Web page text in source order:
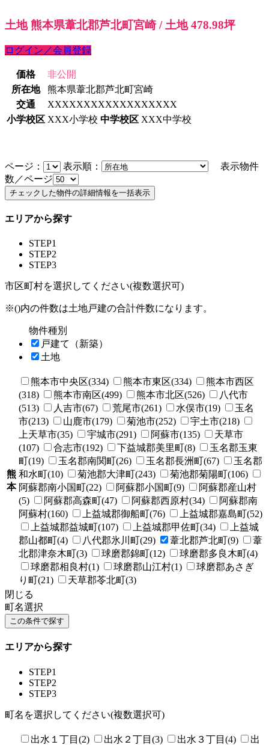
土地 熊本県葦北郡芦北町宮崎 / 土地 478.98坪
ログイン／会員登録
価格
非公開
所在地
熊本県葦北郡芦北町宮崎
交通
XXXXXXXXXXXXXXXXXX
小学校区 XXX小学校 中学校区 XXX中学校
ページ： 表示順：
表示物件
数／ページ
エリアから探す
STEP1
STEP2
STEP3
市区町村を選択してください(複数選択可)
※()内の件数は土地戸建の合計件数になります。
物件種別
戸建て（新築）
土地
熊
本
熊本市中央区(334) 熊本市東区(334)
熊本市西区
(318)
熊本市南区(499) 熊本市北区(526)
八代市
(513)
人吉市(67) 荒尾市(261) 水俣市(19)
玉名
市(213)
山鹿市(179) 菊池市(252)
宇土市(218)
上天草市(35)
宇城市(291) 阿蘇市(135)
天草市
(107)
合志市(192) 下益城郡美里町(8)
玉名郡玉東
町(19)
玉名郡南関町(26) 玉名郡長洲町(67)
玉名郡
和水町(10)
菊池郡大津町(243)
菊池郡菊陽町(106)
阿蘇郡南小国町(22)
阿蘇郡小国町(9)
阿蘇郡産山村
(5)
阿蘇郡高森町(47) 阿蘇郡西原村(34)
阿蘇郡南
阿蘇村(160)
上益城郡御船町(76)
上益城郡嘉島町(52)
上益城郡益城町(107)
上益城郡甲佐町(34)
上益城
郡山都町(4)
八代郡氷川町(29) 葦北郡芦北町(9)
葦
北郡津奈木町(3)
球磨郡錦町(12)
球磨郡多良木町(4)
球磨郡相良村(1)
球磨郡山江村(1)
球磨郡あさぎ
り町(21)
天草郡苓北町(3)
閉じる
町名選択
エリアから探す
STEP1
STEP2
STEP3
町名を選択してください(複数選択可)
出水１丁目(2) 出水２丁目(3) 出水３丁目(4)
出